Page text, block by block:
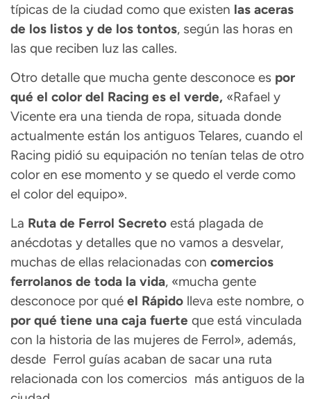
típicas de la ciudad como que existen las aceras
de los listos y de los tontos, según las horas en
las que reciben luz las calles.
Otro detalle que mucha gente desconoce es por
qué el color del Racing es el verde, «Rafael y
Vicente era una tienda de ropa, situada donde
actualmente están los antiguos Telares, cuando el
Racing pidió su equipación no tenían telas de otro
color en ese momento y se quedo el verde como
el color del equipo».
La Ruta de Ferrol Secreto está plagada de
anécdotas y detalles que no vamos a desvelar,
muchas de ellas relacionadas con comercios
ferrolanos de toda la vida, «mucha gente
desconoce por qué el Rápido lleva este nombre, o
por qué tiene una caja fuerte que está vinculada
con la historia de las mujeres de Ferrol», además,
desde Ferrol guías acaban de sacar una ruta
relacionada con los comercios más antiguos de la